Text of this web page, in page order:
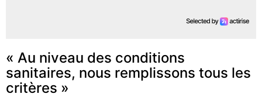
« Au niveau des conditions
sanitaires, nous remplissons tous les
critères »